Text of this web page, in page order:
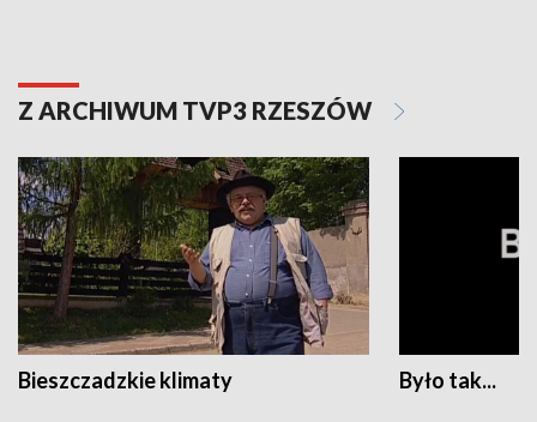
Z ARCHIWUM TVP3 RZESZÓW
Bieszczadzkie klimaty Było tak...